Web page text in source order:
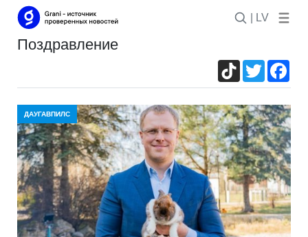
| LV
поздравление
TikTokTwitter
ДАУГАВПИЛС